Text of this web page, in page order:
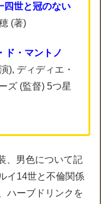
世と冠のない
(著)
ド・マントノ
), ディディエ・
ズ (監督) 5つ星
、男色について記
イ14世と不倫関係
ハーブドリンクを